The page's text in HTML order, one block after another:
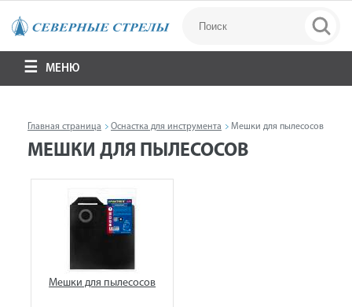
МЕНЮ
Главная страница Оснастка для инструмента Мешки для пылесосов
МЕШКИ ДЛЯ ПЫЛЕСОСОВ
Мешки для пылесосов